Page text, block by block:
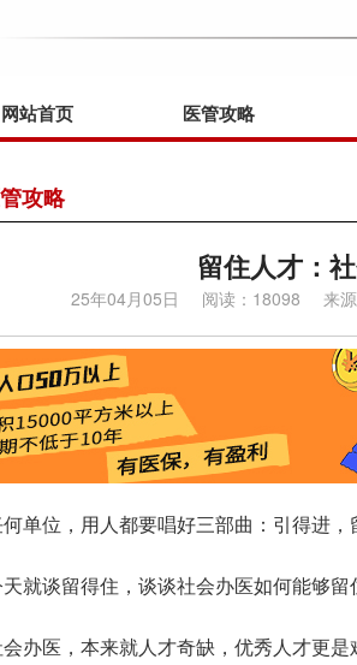
网站首页 医管攻略
攻略
留住人才：
25年04月05日 阅读：18098 来源
位，用人都要唱好三部曲：引得进，
谈留得住，谈谈社会办医如何能够留
医，本来就人才奇缺，优秀人才更是